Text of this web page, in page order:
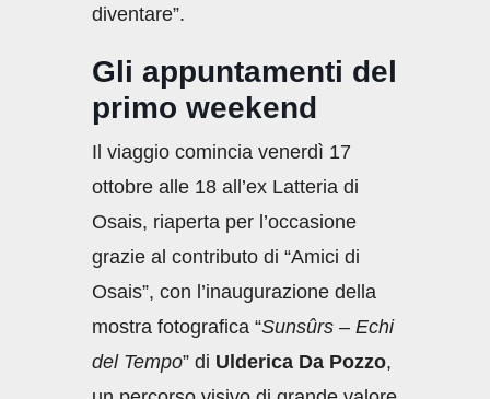
diventare”.
Gli appuntamenti del
primo weekend
Il viaggio comincia venerdì 17
ottobre alle 18 all’ex Latteria di
Osais, riaperta per l’occasione
grazie al contributo di “Amici di
Osais”, con l’inaugurazione della
mostra fotografica “Sunsûrs – Echi
del Tempo” di Ulderica Da Pozzo,